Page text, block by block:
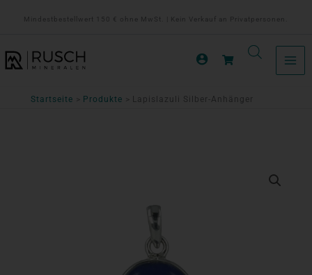
Mindestbestellwert 150 € ohne MwSt. | Kein Verkauf an Privatpersonen.
Startseite Produkte Lapislazuli Silber-Anhänger